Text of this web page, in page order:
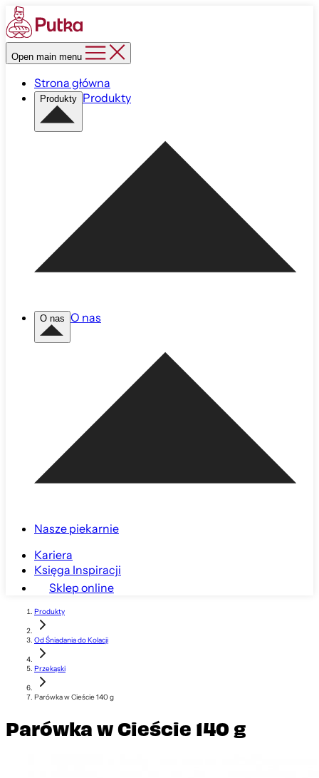
Open main menu
Strona główna
Produkty Produkty
O nas O nas
Nasze piekarnie
Kariera
Księga Inspiracji
Sklep online
Produkty
Od Śniadania do Kolacji
Przekąski
Parówka w Cieście 140 g
Parówka w Cieście 140 g